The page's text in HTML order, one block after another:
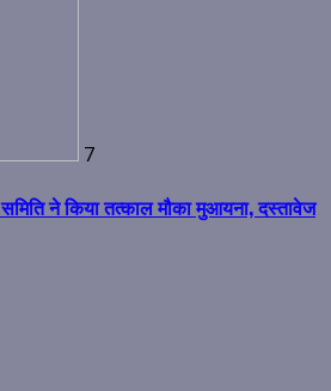
7
समिति ने किया तत्काल मौका मुआयना, दस्तावेज